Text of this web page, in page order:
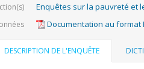
Enquêtes sur la pauvreté et
Documentation au format
DESCRIPTION DE L'ENQUÊTE